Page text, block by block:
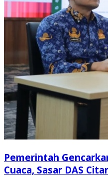
Pemerintah
Cuaca, Sasar DAS